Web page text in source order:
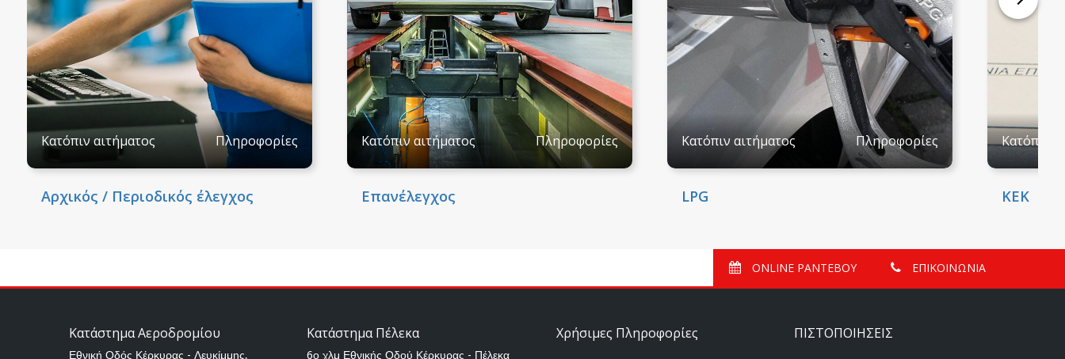
Κατόπιν αιτήματος Πληροφορίες
Αρχικός / Περιοδικός έλεγχος
Κατόπιν αιτήματος Πληροφορίες
Επανέλεγχος
Κατόπιν αιτήματος Πληροφορίες
LPG
Κατόπιν
ΚΕΚ
ONLINE ΡΑΝΤΕΒΟΥ ΕΠΙΚΟΙΝΩΝΙΑ
Κατάστημα Αεροδρομίου
Εθνική Οδός Κέρκυρας - Λευκίμμης,
Κατάστημα Πέλεκα
6ο χλμ Εθνικής Οδού Κέρκυρας - Πέλεκα
Χρήσιμες Πληροφορίες ΠΙΣΤΟΠΟΙΗΣΕΙΣ